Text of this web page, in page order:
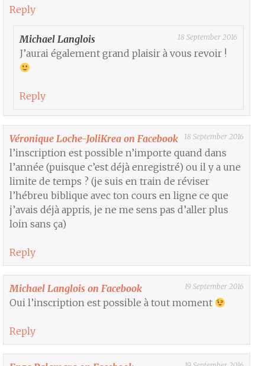
Reply
Michael Langlois 18 September 2016
J’aurai également grand plaisir à vous revoir !
Reply
Véronique Loche-JoliKrea on Facebook 18 September 2016
l’inscription est possible n’importe quand dans
l’année (puisque c’est déjà enregistré) ou il y a une
limite de temps ? (je suis en train de réviser
l’hébreu biblique avec ton cours en ligne ce que
j’avais déjà appris, je ne me sens pas d’aller plus
loin sans ça)
Reply
Michael Langlois on Facebook 19 September 2016
Oui l’inscription est possible à tout moment
Reply